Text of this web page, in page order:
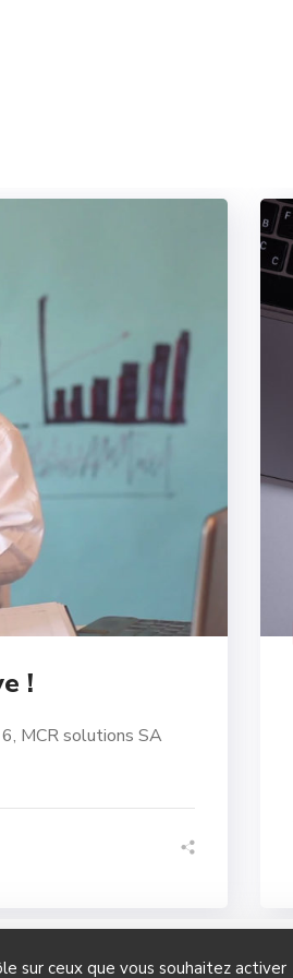
!
MCR solutions SA
sur ceux que vous souhaitez activer